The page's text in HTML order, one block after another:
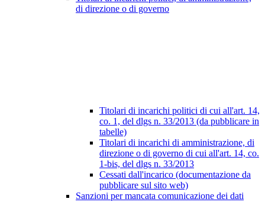
di direzione o di governo
Titolari di incarichi politici di cui all'art. 14,
co. 1, del dlgs n. 33/2013 (da pubblicare in
tabelle)
Titolari di incarichi di amministrazione, di
direzione o di governo di cui all'art. 14, co.
1-bis, del dlgs n. 33/2013
Cessati dall'incarico (documentazione da
pubblicare sul sito web)
Sanzioni per mancata comunicazione dei dati